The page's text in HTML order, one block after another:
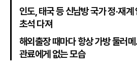
인도, 태국 등 신남방 국가 정·재
초석 다져
해외출장 때마다 항상 가방 둘러
관료에게 없는 모습